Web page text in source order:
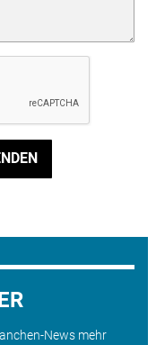
News mehr